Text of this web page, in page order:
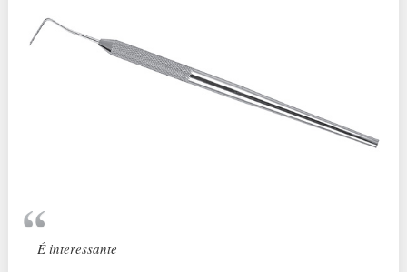
É interessante